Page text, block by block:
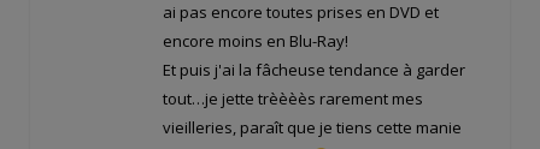
ai pas encore toutes prises en DVD et
encore moins en Blu-Ray!
Et puis j'ai la fâcheuse tendance à garder
tout…je jette trèèèès rarement mes
vieilleries, paraît que je tiens cette manie